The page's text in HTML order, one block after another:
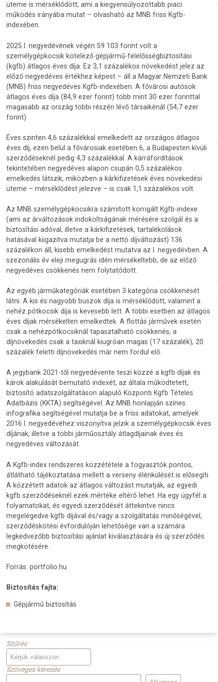
üteme is mérséklődött, ami a kiegyensúlyozottabb piaci
működés irányába mutat – olvasható az MNB friss Kgfb-
indexében.
2025 I. negyedévének végén 59 103 forint volt a
személygépkocsik kötelező gépjármű-felelősségbiztosítási
(kgfb) átlagos éves díja. Ez 3,1 százalékos növekedést jelez az
előző negyedéves értékhez képest – áll a Magyar Nemzeti Bank
(MNB) friss negyedéves Kgfb-indexében. A fővárosi autósok
átlagos éves díja (84,9 ezer forint) több mint 30 ezer forinttal
magasabb az ország többi részén lévő társaikénál (54,7 ezer
forint).
Éves szinten 4,6 százalékkal emelkedett az országos átlagos
éves díj, ezen belül a fővárosiak esetében 6, a Budapesten kívüli
szerződéseknél pedig 4,3 százalékkal. A kárráfordítások
tekintetében negyedéves alapon csupán 0,5 százalékos
emelkedés látszik, miközben a kárkifizetések éves növekedési
üteme – mérséklődést jelezve – is csak 1,1 százalékos volt.
Az MNB személygépkocsikra számított korrigált Kgfb-indexe
(ami az árváltozások indokoltságának mérésére szolgál és a
biztosítási adóval, illetve a kárkifizetések, tartalékolások
hatásával kiigazítva mutatja be a nettó díjváltozást) 136
százalékon áll, kisebb emelkedést mutatva az I. negyedévben. A
szezonális év eleji megugrás idén mérsékeltebb, de az előző
negyedéves csökkenés nem folytatódott.
Az egyéb járműkategóriák esetében 3 kategória csökkenését
látni. A kis és nagyobb buszok díja is mérséklődött, valamint a
nehéz pótkocsik díja is kevesebb lett. A többi esetben az átlagos
éves díjak mérsékelten emelkedtek. A flottás járművek esetén
csak a nehézpótkocsiknál tapasztalható csökkenés, a
díjnövekedés csak a taxiknál kiugróan magas (17 százalék), 20
százalék feletti díjnövekedés már nem fordul elő.
A jegybank 2021-től negyedévente teszi közzé a kgfb díjak és
károk alakulását bemutató indexét, az általa működtetett,
biztosító adatszolgáltatáson alapuló Központi Kgfb Tételes
Adatbázis (KKTA) segítségével. Az MNB honlapján színes
infografika segítségével mutatja be a friss adatokat, amelyek
2016 I. negyedévéhez viszonyítva jelzik a személygépkocsik éves
díjának, illetve a többi járműosztály átlagdíjainak éves és
negyedéves változását.
A Kgfb-index rendszeres közzététele a fogyasztók pontos,
átlátható tájékoztatása mellett a verseny élénkülését is elősegíti.
A közzétett adatok az átlagos változást mutatják, az egyedi
kgfb szerződéseknél ezek mértéke eltérő lehet. Ha egy ügyfél a
folyamatokat, és egyedi szerződését áttekintve nincs
megelégedve kgfb díjával és/vagy a szolgáltatás minőségével,
szerződéskötési évfordulóján lehetősége van a számára
legkedvezőbb biztosítási ajánlat kiválasztására és új szerződés
megkötésére.
Forrás: portfolio.hu
Biztosítás fajta:
Gépjármű biztosítás
Szűrés
Szöveges keresés